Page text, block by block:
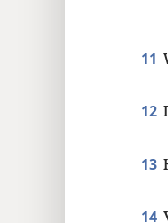
11
12
13
14